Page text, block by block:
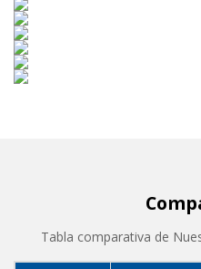
Tabla comparativa de